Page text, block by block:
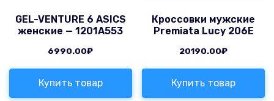
GEL-VENTURE 6 ASICS
женские — 1201A553
6990.00₽
Купить товар
Кроссовки мужские
Premiata Lucy 206E
20190.00₽
Купить товар